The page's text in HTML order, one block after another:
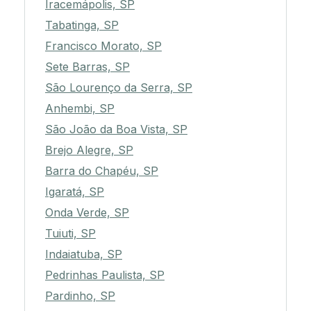
Iracemápolis, SP
Tabatinga, SP
Francisco Morato, SP
Sete Barras, SP
São Lourenço da Serra, SP
Anhembi, SP
São João da Boa Vista, SP
Brejo Alegre, SP
Barra do Chapéu, SP
Igaratá, SP
Onda Verde, SP
Tuiuti, SP
Indaiatuba, SP
Pedrinhas Paulista, SP
Pardinho, SP